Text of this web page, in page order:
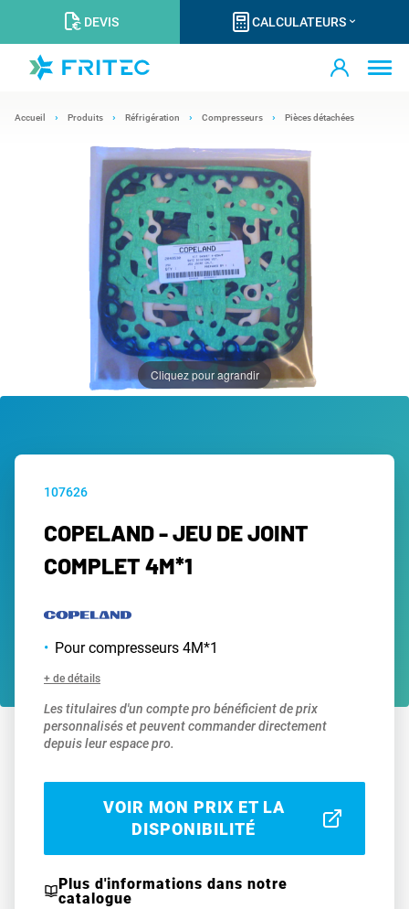
DEVIS CALCULATEURS
Accueil Produits Réfrigération Compresseurs Pièces détachées
Cliquez pour agrandir
107626
COPELAND - JEU DE JOINT
COMPLET 4M*1
Pour compresseurs 4M*1
+ de détails
Les titulaires d'un compte pro bénéficient de prix
personnalisés et peuvent commander directement
depuis leur espace pro.
VOIR MON PRIX ET LA
DISPONIBILITÉ
Plus d'informations dans notre
catalogue